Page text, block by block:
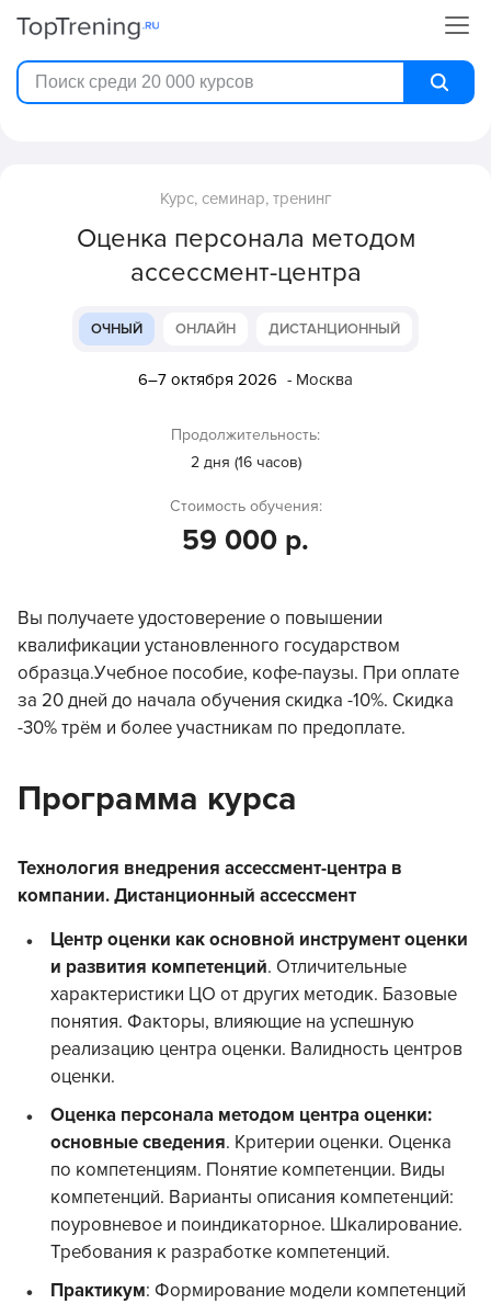
Курс, семинар, тренинг
Оценка персонала методом
ассессмент-центра
ОЧНЫЙ ОНЛАЙН ДИСТАНЦИОННЫЙ
6–7 октября 2026 - Москва
Продолжительность:
2 дня (16 часов)
Стоимость обучения:
59 000 р.
Вы получаете удостоверение о повышении
квалификации установленного государством
образца.Учебное пособие, кофе-паузы. При оплате
за 20 дней до начала обучения скидка -10%. Скидка
-30% трём и более участникам по предоплате.
Программа курса
Технология внедрения ассессмент-центра в
компании. Дистанционный ассессмент
Центр оценки как основной инструмент оценки
и развития компетенций. Отличительные
характеристики ЦО от других методик. Базовые
понятия. Факторы, влияющие на успешную
реализацию центра оценки. Валидность центров
оценки.
Оценка персонала методом центра оценки:
основные сведения. Критерии оценки. Оценка
по компетенциям. Понятие компетенции. Виды
компетенций. Варианты описания компетенций:
поуровневое и поиндикаторное. Шкалирование.
Требования к разработке компетенций.
Практикум: Формирование модели компетенций